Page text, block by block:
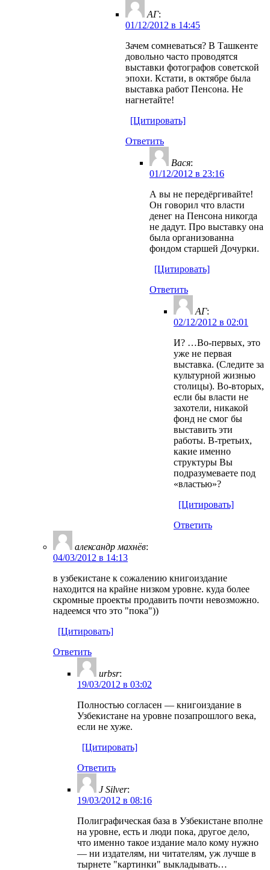
АГ:
01/12/2012 в 14:45
Зачем сомневаться? В Ташкенте
довольно часто проводятся
выставки фотографов советской
эпохи. Кстати, в октябре была
выставка работ Пенсона. Не
нагнетайте!
[Цитировать]
Ответить
Вася:
01/12/2012 в 23:16
А вы не передёргивайте!
Он говорил что власти
денег на Пенсона никогда
не дадут. Про выставку она
была организованна
фондом старшей Дочурки.
[Цитировать]
Ответить
АГ:
02/12/2012 в 02:01
И? …Во-первых, это
уже не первая
выставка. (Следите за
культурной жизнью
столицы). Во-вторых,
если бы власти не
захотели, никакой
фонд не смог бы
выставить эти
работы. В-третьих,
какие именно
структуры Вы
подразумеваете под
«властью»?
[Цитировать]
Ответить
александр махнёв:
04/03/2012 в 14:13
в узбекистане к сожалению книгоиздание
находится на крайне низком уровне. куда более
скромные проекты продавить почти невозможно.
надеемся что это "пока"))
[Цитировать]
Ответить
urbsr:
19/03/2012 в 03:02
Полностью согласен — книгоиздание в
Узбекистане на уровне позапрошлого века,
если не хуже.
[Цитировать]
Ответить
J Silver:
19/03/2012 в 08:16
Полиграфическая база в Узбекистане вполне
на уровне, есть и люди пока, другое дело,
что именно такое издание мало кому нужно
— ни издателям, ни читателям, уж лучше в
тырнете "картинки" выкладывать…